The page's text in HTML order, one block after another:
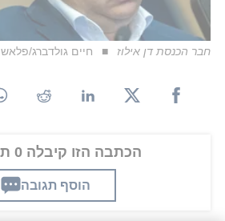
חבר הכנסת דן אילוז חיים גולדברג/פלאש 90
הכתבה הזו קיבלה 0 תגובות
הוסף תגובה